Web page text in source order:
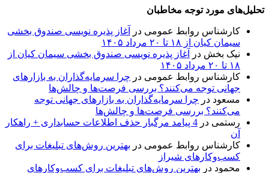
تحلیل‌های مورد توجه مخاطبان
کارشناس روابط عمومی در
آغاز پذیره نویسی صندوق بخشی
سیمان کیان از ۱۸ تا ۲۰ مرداد ۱۴۰۵
نیک بخش در
آغاز پذیره نویسی صندوق بخشی سیمان کیان از
۱۸ تا ۲۰ مرداد ۱۴۰۵
کارشناس روابط عمومی در چرا سرمایه‌گذاران به بازارهای
جهانی توجه می‌کنند؟ بررسی فرصت‌ها و چالش‌ها
مسعود در چرا سرمایه‌گذاران به بازارهای جهانی توجه
می‌کنند؟ بررسی فرصت‌ها و چالش‌ها
رستمی در
4 پیامد مرگبار حذف اطلاعات حسابداری + راهکار
آن
کارشناس روابط عمومی در بهترین روش‌های تبلیغات برای
کسب‌وکارهای شیراز
محمود در بهترین روش‌های تبلیغات برای کسب‌وکارهای